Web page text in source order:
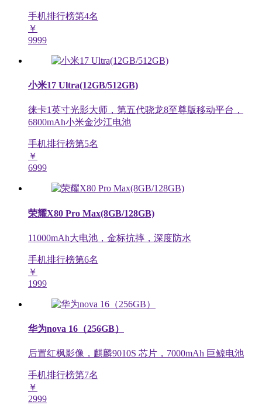
手机排行榜第4名
￥
9999
小米17 Ultra(12GB/512GB)
徕卡1英寸光影大师，第五代骁龙8至尊版移动平台，
6800mAh小米金沙江电池
手机排行榜第5名
￥
6999
荣耀X80 Pro Max(8GB/128GB)
11000mAh大电池，金标抗摔，深度防水
手机排行榜第6名
￥
1999
华为nova 16（256GB）
后置红枫影像，麒麟9010S 芯片，7000mAh 巨鲸电池
手机排行榜第7名
￥
2999